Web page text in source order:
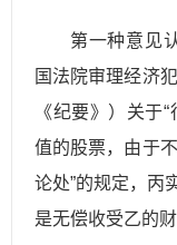
第一种意见
国法院审理经济
《纪要》）关于
值的股票，由于
论处”的规定，丙
是无偿收受乙的